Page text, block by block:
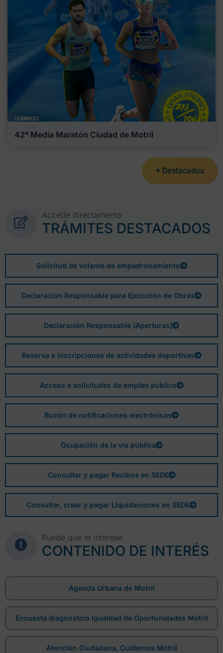
42ª Media Maratón Ciudad de Motril
+ Destacados
Accede directamente
TRÁMITES DESTACADOS
Solicitud de volante de empadronamiento
Declaración Responsable para Ejecución de Obras
Declaración Responsable (Aperturas)
Reserva e inscripciones de actividades deportivas
Acceso a solicitudes de empleo público
Buzón de notificaciones electrónicas
Ocupación de la vía pública
Consultar y pagar Recibos en SEDE
Consultar, crear y pagar Liquidaciones en SEDE
Puede que te interese
CONTENIDO DE INTERÉS
Agenda Urbana de Motril
Encuesta diagnóstico Igualdad de Oportunidades Motril
Atención Ciudadana, Cuidemos Motril